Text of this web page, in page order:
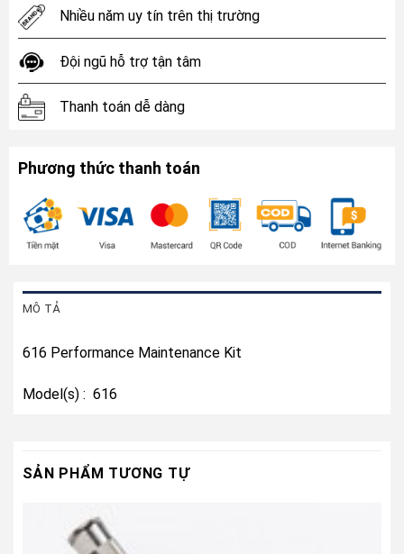
Nhiều năm uy tín trên thị trường
Đội ngũ hỗ trợ tận tâm
Thanh toán dễ dàng
Phương thức thanh toán
MÔ TẢ
616 Performance Maintenance Kit
Model(s) : 616
SẢN PHẨM TƯƠNG TỰ